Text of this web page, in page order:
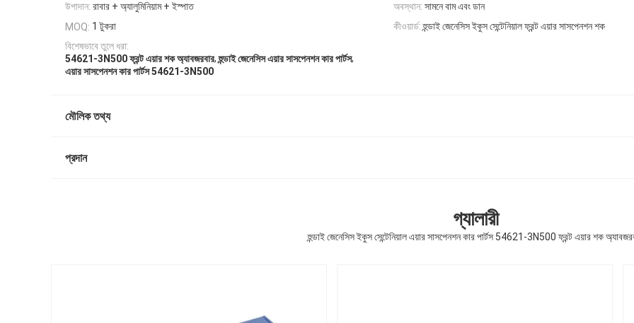
উপাদান: রাবার + অ্যালুমিনিয়াম + ইস্পাত অবস্থান: সামনে বাম এবং ডান
MOQ: 1 টুকরা কীওয়ার্ড: হুন্ডাই জেনেসিস ইকুস সেন্টেনিয়াল ফ্রন্ট এয়ার সাসপেনশন শক
বিশেষভাবে তুলে ধরা:
54621-3N500 ফ্রন্ট এয়ার শক অ্যাবজরবার,হুন্ডাই জেনেসিস এয়ার সাসপেনশন কার পার্টস,
এয়ার সাসপেনশন কার পার্টস 54621-3N500
মৌলিক তথ্য
প্রদান
গ্যালারী
হুন্ডাই জেনেসিস ইকুস সেন্টেনিয়াল এয়ার সাসপেনশন কার পার্টস 54621-3N500 ফ্রন্ট এয়ার শক